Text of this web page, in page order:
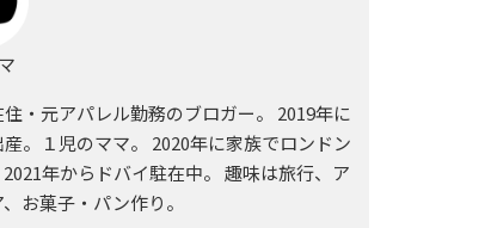
住・元アパレル勤務のブロガー。 2019年に
。１児のママ。 2020年に家族でロンドン
年からドバイ駐在中。 趣味は旅行、ア
お菓子・パン作り。